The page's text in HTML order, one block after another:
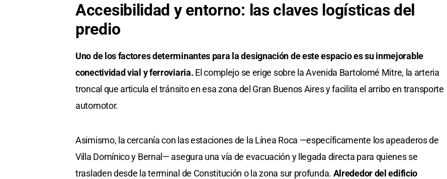
Accesibilidad y entorno: las claves logísticas del
predio
Uno de los factores determinantes para la designación de este espacio es su inmejorable
conectividad vial y ferroviaria. El complejo se erige sobre la Avenida Bartolomé Mitre, la arteria
troncal que articula el tránsito en esa zona del Gran Buenos Aires y facilita el arribo en transporte
automotor.
Asimismo, la cercanía con las estaciones de la Línea Roca —específicamente los apeaderos de
Villa Domínico y Bernal— asegura una vía de evacuación y llegada directa para quienes se
trasladen desde la terminal de Constitución o la zona sur profunda. Alrededor del edificio